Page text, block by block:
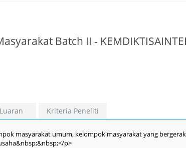
Batch II -
Luaran Kriteria Peneliti
masyarakat umum, kelompok masyarakat yang
p>